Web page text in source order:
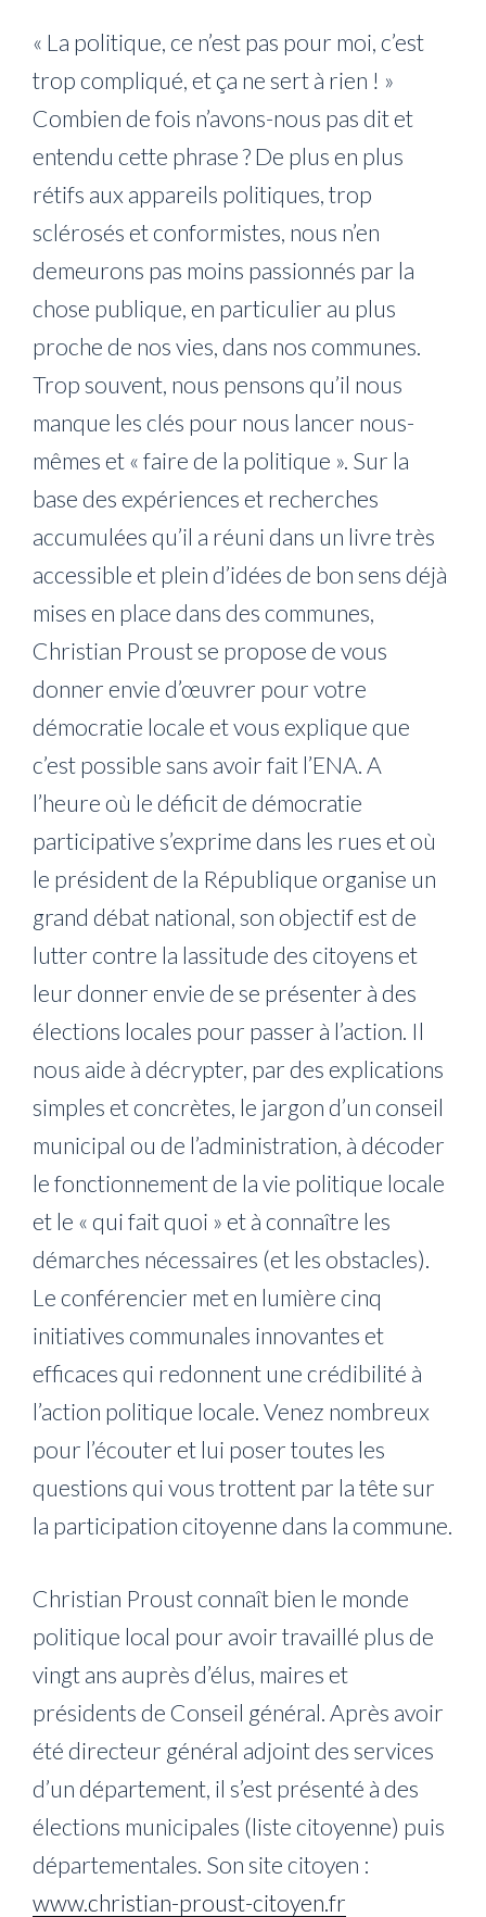
« La politique, ce n’est pas pour moi, c’est
trop compliqué, et ça ne sert à rien ! »
Combien de fois n’avons-nous pas dit et
entendu cette phrase ? De plus en plus
rétifs aux appareils politiques, trop
sclérosés et conformistes, nous n’en
demeurons pas moins passionnés par la
chose publique, en particulier au plus
proche de nos vies, dans nos communes.
Trop souvent, nous pensons qu’il nous
manque les clés pour nous lancer nous-
mêmes et « faire de la politique ». Sur la
base des expériences et recherches
accumulées qu’il a réuni dans un livre très
accessible et plein d’idées de bon sens déjà
mises en place dans des communes,
Christian Proust se propose de vous
donner envie d’œuvrer pour votre
démocratie locale et vous explique que
c’est possible sans avoir fait l’ENA. A
l’heure où le déficit de démocratie
participative s’exprime dans les rues et où
le président de la République organise un
grand débat national, son objectif est de
lutter contre la lassitude des citoyens et
leur donner envie de se présenter à des
élections locales pour passer à l’action. Il
nous aide à décrypter, par des explications
simples et concrètes, le jargon d’un conseil
municipal ou de l’administration, à décoder
le fonctionnement de la vie politique locale
et le « qui fait quoi » et à connaître les
démarches nécessaires (et les obstacles).
Le conférencier met en lumière cinq
initiatives communales innovantes et
efficaces qui redonnent une crédibilité à
l’action politique locale. Venez nombreux
pour l’écouter et lui poser toutes les
questions qui vous trottent par la tête sur
la participation citoyenne dans la commune.
Christian Proust connaît bien le monde
politique local pour avoir travaillé plus de
vingt ans auprès d’élus, maires et
présidents de Conseil général. Après avoir
été directeur général adjoint des services
d’un département, il s’est présenté à des
élections municipales (liste citoyenne) puis
départementales. Son site citoyen :
www.christian-proust-citoyen.fr